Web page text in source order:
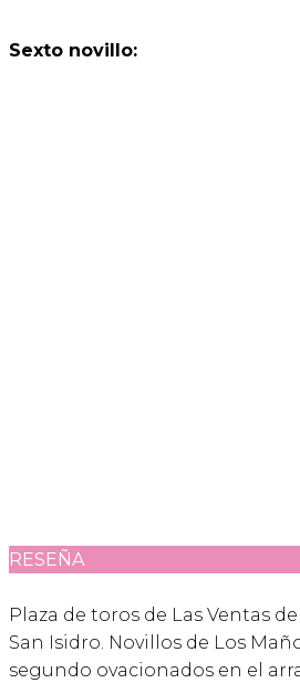
Sexto novillo:
RESEÑA
Plaza de toros de Las Ventas
San Isidro. Novillos de Los
segundo ovacionados en el